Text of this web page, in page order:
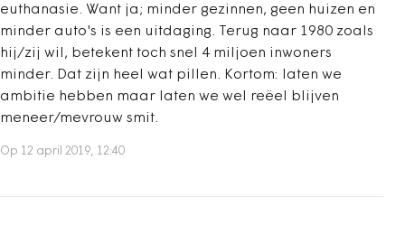
euthanasie. Want ja; minder gezinnen, geen huizen en
minder auto's is een uitdaging. Terug naar 1980 zoals
hij/zij wil, betekent toch snel 4 miljoen inwoners
minder. Dat zijn heel wat pillen. Kortom: laten we
ambitie hebben maar laten we wel reëel blijven
meneer/mevrouw smit.
Op 12 april 2019, 12:40